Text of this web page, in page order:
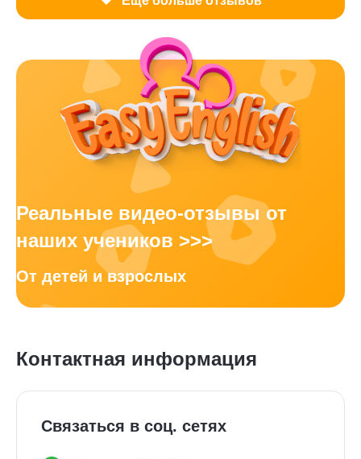
Реальные видео-отзывы от
наших учеников >>>
От детей и взрослых
Контактная информация
Связаться в соц. сетях